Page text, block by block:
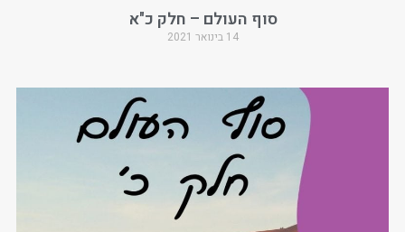
סוף העולם – חלק כ"א
14 בינואר 2021